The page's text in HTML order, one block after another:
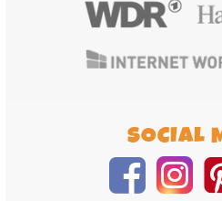
SOCIAL